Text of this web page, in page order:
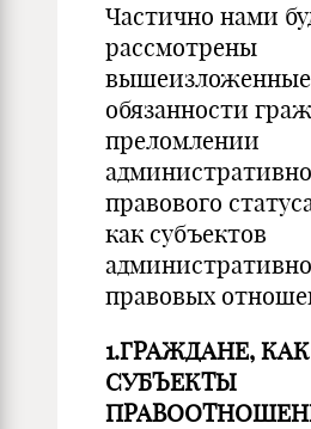
Частично нами
рассмотрены
обязанности
преломлении
правового
как субъектов
правовых
1.ГРАЖДАНЕ, КАК
СУБЪЕКТЫ